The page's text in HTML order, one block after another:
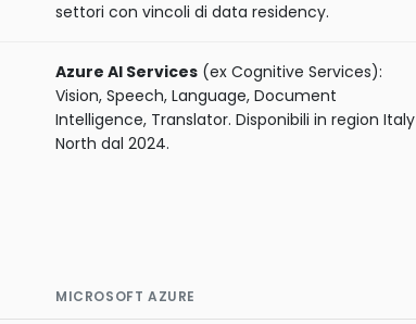
settori con vincoli di data residency.
Azure AI Services (ex Cognitive Services):
Vision, Speech, Language, Document
Intelligence, Translator. Disponibili in region Italy
North dal 2024.
MICROSOFT AZURE